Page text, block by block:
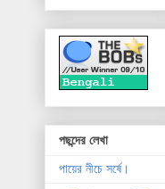
পছন্দের লেখা
পায়ের নীচে সর্ষে।